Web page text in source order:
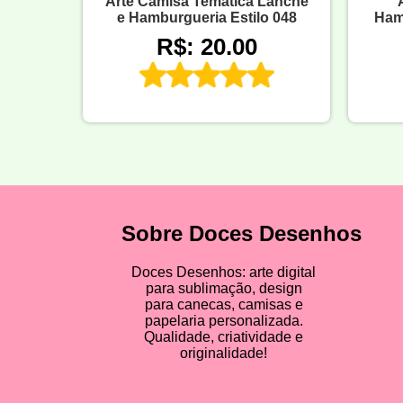
e Hamburgueria Estilo 048
R$: 20.00
Sobre Doces Desenhos
Doces Desenhos: arte digital
para sublimação, design
para canecas, camisas e
papelaria personalizada.
Qualidade, criatividade e
originalidade!